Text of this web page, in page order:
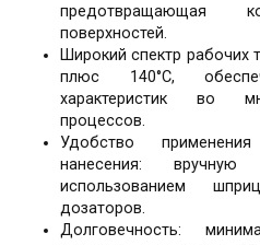
предотвращающая
поверхностей.
Широкий спектр рабочих
плюс 140°C,
характеристик во
процессов.
Удобство
нанесения:
использованием
дозаторов.
Долговечность: